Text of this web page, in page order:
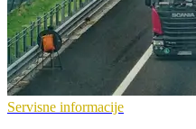
Servisne informacije